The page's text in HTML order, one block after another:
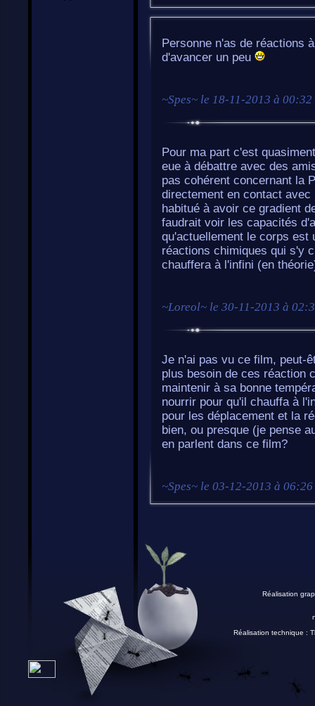
Personne n'as de réactions
d'avancer un peu
~Spes~ le 18-11-2013 à 00:32
Pour ma part c'est
eue à débattre avec des
pas cohérent concernant la
directement en contact
habitué à avoir ce gradient
faudrait voir les capacités
qu'actuellement le corps est
réactions chimiques qui s'y
chauffera à l'infini (en
~Loreol~ le 30-11-2013 à
Je n'ai pas vu ce film, peut-
plus besoin de ces réaction
maintenir à sa bonne
nourrir pour qu'il chauffa à
pour les déplacement et la
bien, ou presque (je pense
en parlent dans ce film?
~Spes~ le 03-12-2013 à 06:26
Réalisation
Réalisation technique :